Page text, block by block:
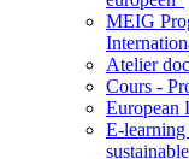
MEIG
Atelier
Cours -
European
E-